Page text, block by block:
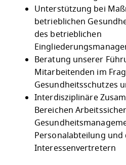
Unterstützung bei
betrieblichen
des betrieblichen
Beratung unserer
Mitarbeitenden im
Gesundheitsschutzes
Interdisziplinäre
Bereichen
Personalabteilung
Interessenvertretern